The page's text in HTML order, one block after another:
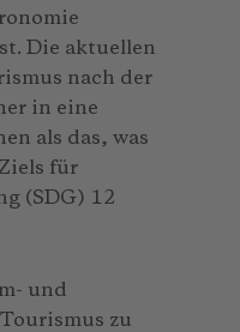
Die aktuellen
nach der
in eine
als das, was
für
(SDG) 12
und
zu